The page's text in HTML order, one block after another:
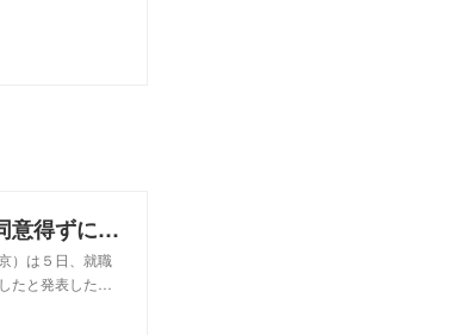
リクナビ、「内定辞退率」サービス廃止＝同意得ずにデータ分析・販売：時事ドットコム
）は５日、就職
たと発表した…